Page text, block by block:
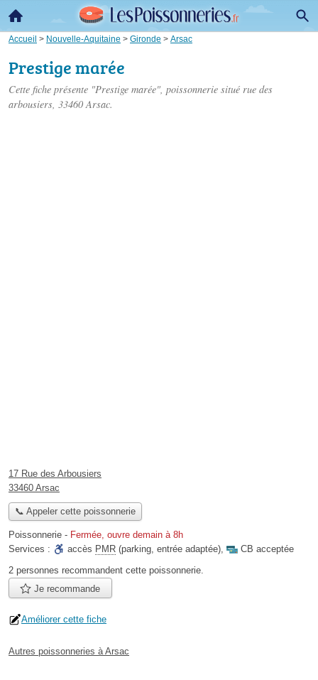
Accueil > Nouvelle-Aquitaine > Gironde > Arsac
Prestige marée
Cette fiche présente "Prestige marée", poissonnerie situé rue des
arbousiers, 33460 Arsac.
17 Rue des Arbousiers
33460 Arsac
📞 Appeler cette poissonnerie
Poissonnerie - Fermée, ouvre demain à 8h
Services :
accès PMR (parking, entrée adaptée),
CB acceptée
2 personnes recommandent cette poissonnerie.
Je recommande
Améliorer cette fiche
Autres poissonneries à Arsac